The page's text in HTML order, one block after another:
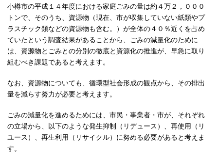
小樽市の平成１４年度における家庭ごみの量は約４万２，０００
トンで、そのうち、資源物（現在、市が収集していない紙類やプ
ラスチック類などの資源物も含む。）が全体の４０％近くを占め
ていたという調査結果があることから、ごみの減量化のために
は、資源物とごみとの分別の徹底と資源化の推進が、早急に取り
組むべき課題であると考えます。
なお、資源物についても、循環型社会形成の観点から、その排出
量を減らす努力が必要と考えます。
ごみの減量化を進めるためには、市民・事業者・市が、それぞれ
の立場から、以下のような発生抑制（リデュース）、再使用（リ
ユース）、再生利用（リサイクル）に努める必要があると考えま
す。